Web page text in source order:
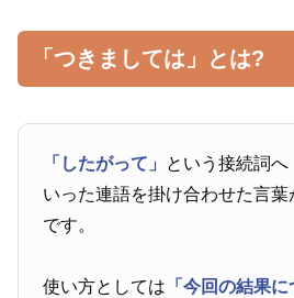
「つきましては」とは?
「したがって」 という接続詞へ
いった連語を掛け合わせた言葉
です。
使い方としては 「今回の結果